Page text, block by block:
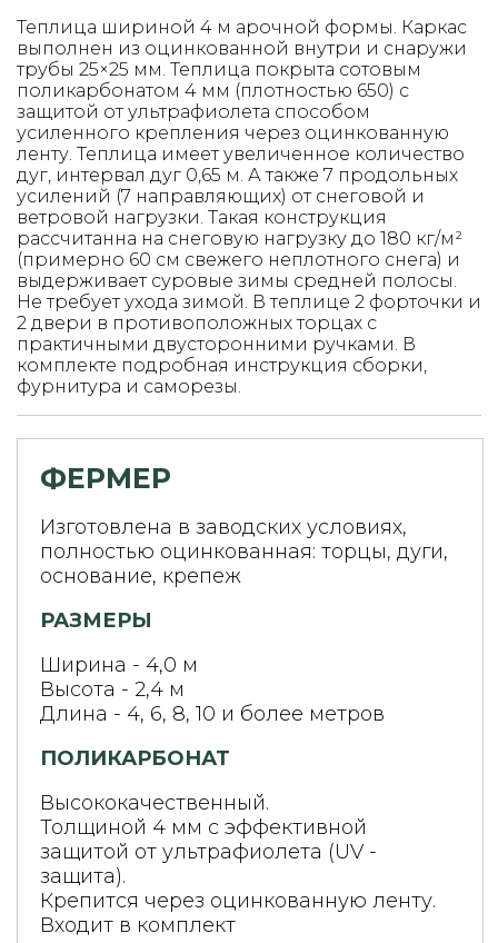
Теплица шириной 4 м арочной формы. Каркас
выполнен из оцинкованной внутри и снаружи
трубы 25×25 мм. Теплица покрыта сотовым
поликарбонатом 4 мм (плотностью 650) с
защитой от ультрафиолета способом
усиленного крепления через оцинкованную
ленту. Теплица имеет увеличенное количество
дуг, интервал дуг 0,65 м. А также 7 продольных
усилений (7 направляющих) от снеговой и
ветровой нагрузки. Такая конструкция
рассчитанна на снеговую нагрузку до 180 кг/м²
(примерно 60 см свежего неплотного снега) и
выдерживает суровые зимы средней полосы.
Не требует ухода зимой. В теплице 2 форточки и
2 двери в противоположных торцах с
практичными двусторонними ручками. В
комплекте подробная инструкция сборки,
фурнитура и саморезы.
ФЕРМЕР
Изготовлена в заводских условиях,
полностью оцинкованная: торцы, дуги,
основание, крепеж
РАЗМЕРЫ
Ширина - 4,0 м
Высота - 2,4 м
Длина - 4, 6, 8, 10 и более метров
ПОЛИКАРБОНАТ
Высококачественный.
Толщиной 4 мм с эффективной
защитой от ультрафиолета (UV -
защита).
Крепится через оцинкованную ленту.
Входит в комплект